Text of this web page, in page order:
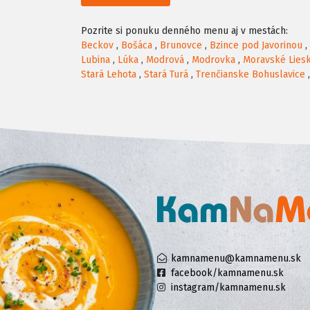
Pozrite si ponuku denného menu aj v mestách:
Beckov , Bošáca , Brunovce , Bzince pod Javorinou ,
Lubina , Lúka , Modrová , Modrovka , Moravské
Stará Lehota , Stará Turá , Trenčianske Bohuslavice
kamnamenu@kamnamenu.sk
facebook/kamnamenu.sk
instagram/kamnamenu.sk